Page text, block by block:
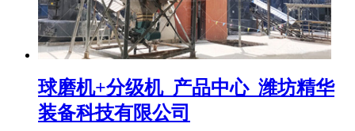
球磨机+分级机_产品中心_潍坊精华
装备科技有限公司